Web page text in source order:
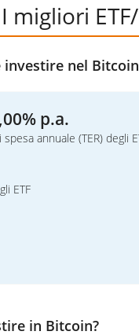
migliori
investire nel
p.a.
annuale (TER) degli
ETF
in Bitcoin?